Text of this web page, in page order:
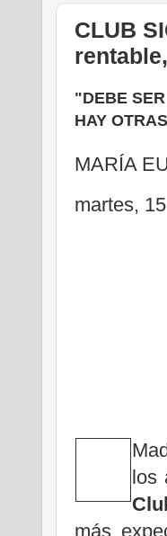
CLUB
"DEBE
HAY
MARÍA
martes,
los
más